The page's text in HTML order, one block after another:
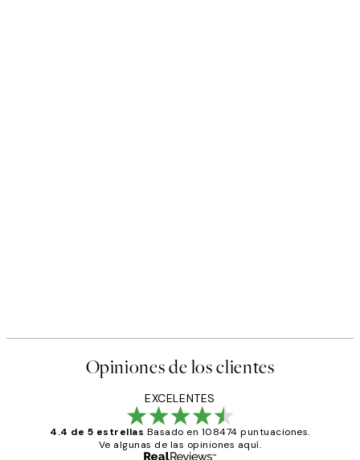
Opiniones de los clientes
EXCELENTES
4.4 de 5 estrellas Basado en 108474 puntuaciones.
Ve algunas de las opiniones aquí.